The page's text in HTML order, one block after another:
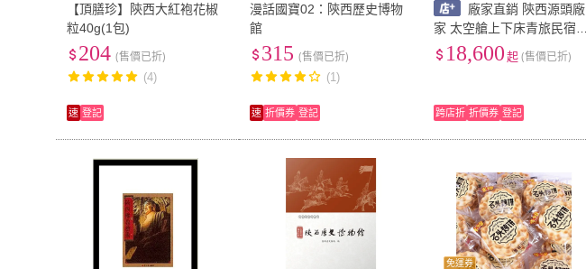
【頂膳珍】陝西大紅袍花椒
粒40g(1包)
204 (售價已折)
(4)
速 登記
漫話國寶02：陝西歷史博物
館
315 (售價已折)
(1)
速 折價券 登記
廠家直銷 陝西源頭廠
家 太空艙上下床青旅民宿公
寓高低床實木全包宿捨床
18,600 起 (售價已折)
跨店折 折價券 登記
免運券